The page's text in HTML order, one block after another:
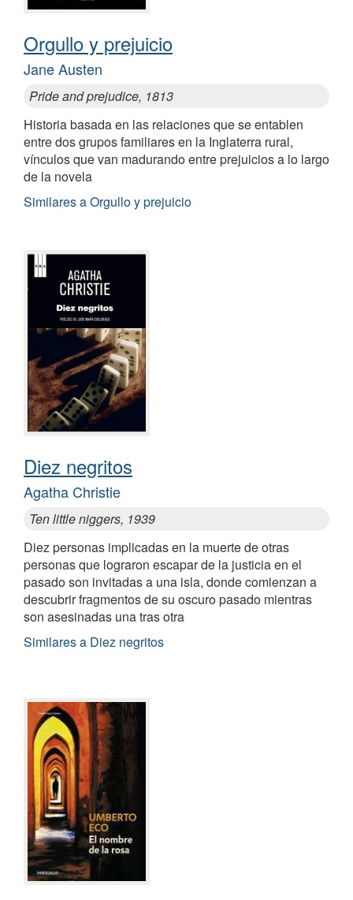
Orgullo y prejuicio
Jane Austen
Pride and prejudice, 1813
Historia basada en las relaciones que se entablen
entre dos grupos familiares en la Inglaterra rural,
vínculos que van madurando entre prejuicios a lo largo
de la novela
Similares a Orgullo y prejuicio
Diez negritos
Agatha Christie
Ten little niggers, 1939
Diez personas implicadas en la muerte de otras
personas que lograron escapar de la justicia en el
pasado son invitadas a una isla, donde comienzan a
descubrir fragmentos de su oscuro pasado mientras
son asesinadas una tras otra
Similares a Diez negritos